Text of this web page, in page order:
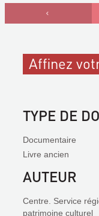
Affinez
TYPE DE
Documentaire
Livre ancien
AUTEUR
Centre. Service
patrimoine culturel